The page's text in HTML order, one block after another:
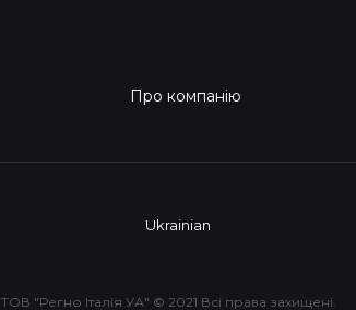
Про компанію
Ukrainian
ТОВ "Регно Італія УА" © 2021 Всі права захищені.